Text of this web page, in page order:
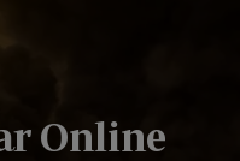
Online